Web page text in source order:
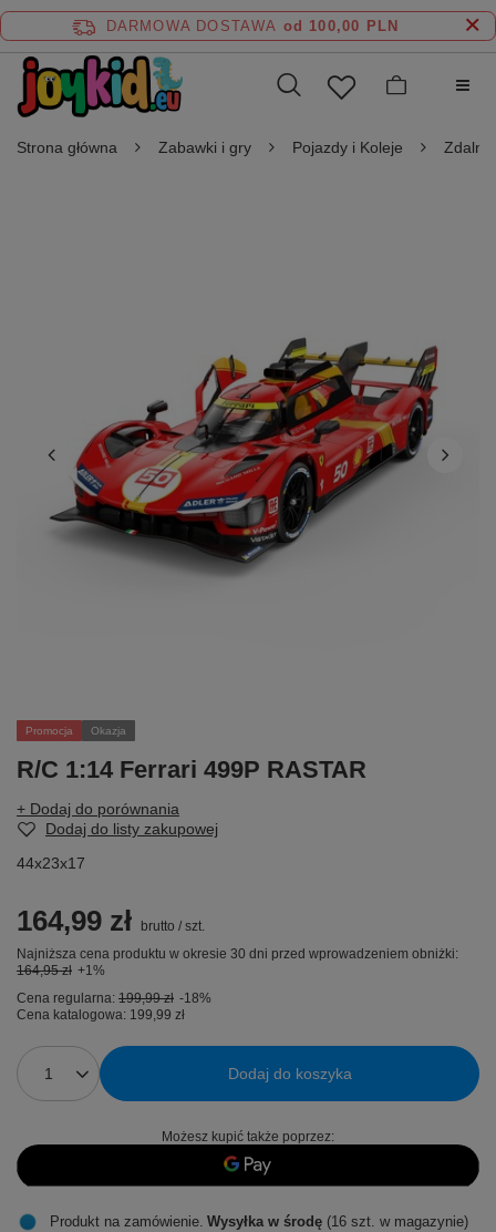
DARMOWA DOSTAWA od 100,00 PLN
Strona główna Zabawki i gry Pojazdy i Koleje
Promocja Okazja
R/C 1:14 Ferrari 499P RASTAR
+ Dodaj do porównania
Dodaj do listy zakupowej
44x23x17
164,99 zł brutto / szt.
Najniższa cena produktu w okresie 30 dni przed wprowadzeniem obniżki:
164,95 zł +1%
Cena regularna: 199,99 zł -18%
Cena katalogowa: 199,99 zł
Dodaj do koszyka
Możesz kupić także poprzez:
Produkt na zamówienie Wysyłka w środę (16 szt. w magazynie)